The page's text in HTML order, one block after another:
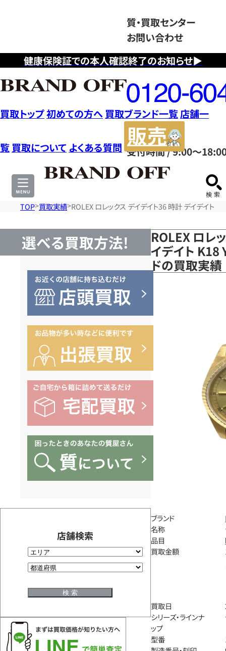
健康保険証での本人確認終了のお知らせ▶
質・買取センター
お問い合わせ
フ
リ
ー
ダ
イ
ヤ
ル
0120604117
受付時間 / 9:00～
買取トップ初めての方へ 買取ブランド一覧店舗一
覧 買取について よくある質問
サ
TOP 買取実績 ROLEX ロレックス デイデイト36 時計 デイデイト
選べる買取方法!
店舗検索
ROLEX ロレ
イデイト K18
ドの買取実績
ブランド
名称
品目
買取金額
買取日
シリーズ・ラインナ
ップ
型番